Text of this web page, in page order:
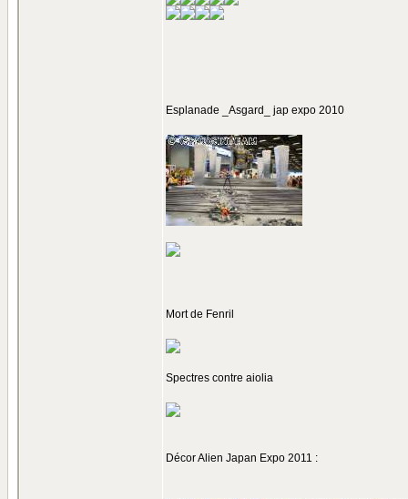
Esplanade _Asgard_ jap expo 2010
Mort de Fenril
Spectres contre aiolia
Décor Alien Japan Expo 2011 :